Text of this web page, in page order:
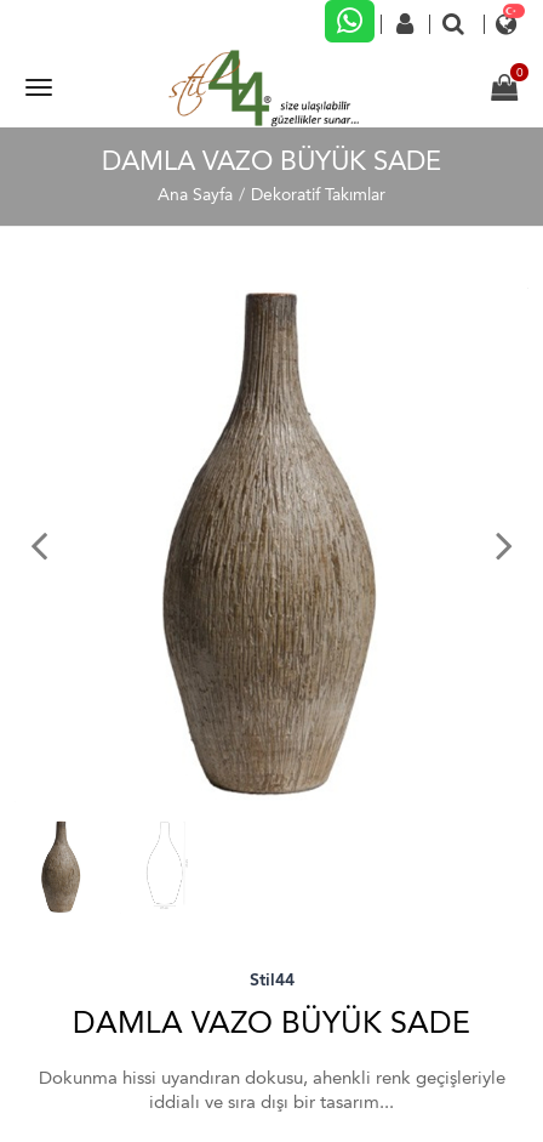
DAMLA VAZO BÜYÜK SADE
Ana Sayfa Dekoratif Takımlar
Stil44
DAMLA VAZO BÜYÜK SADE
Dokunma hissi uyandıran dokusu, ahenkli renk geçişleriyle
iddialı ve sıra dışı bir tasarım...